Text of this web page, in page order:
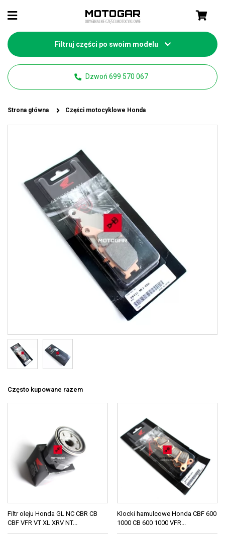
Filtruj części po swoim modelu
Dzwoń 699 570 067
Strona główna Części motocyklowe Honda
Często kupowane razem
Filtr oleju Honda GL NC CBR CB
CBF VFR VT XL XRV NT...
Klocki hamulcowe Honda CBF 600
1000 CB 600 1000 VFR...